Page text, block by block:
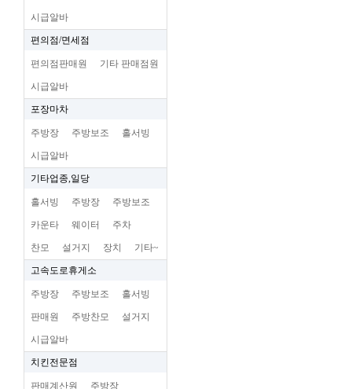
시급알바
편의점/면세점
편의점판매원 기타 판매점원
시급알바
포장마차
주방장 주방보조 홀서빙
시급알바
기타업종,일당
홀서빙 주방장 주방보조
카운타 웨이터 주차
찬모 설거지 장치 기타~
고속도로휴게소
주방장 주방보조 홀서빙
판매원 주방찬모 설거지
시급알바
치킨전문점
판매계산원 주방장